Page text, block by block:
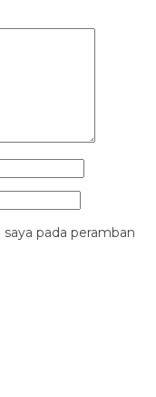
pada peramban